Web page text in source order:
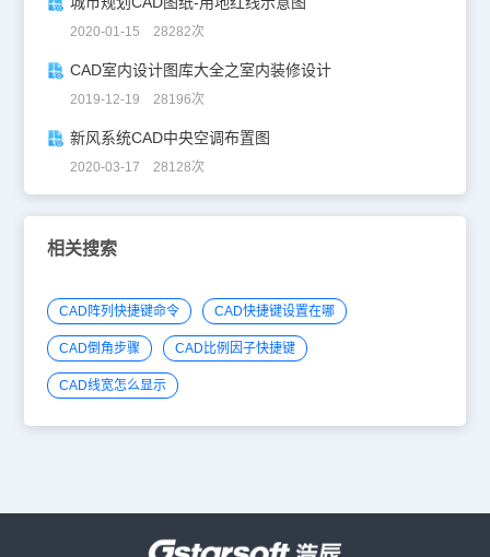
2020-01-15 28282次
CAD室内设计图库大全之室内装修设计
2019-12-19 28196次
新风系统CAD中央空调布置图
2020-03-17 28128次
相关搜索
CAD阵列快捷键命令 CAD快捷键设置在哪
CAD倒角步骤 CAD比例因子快捷键
CAD线宽怎么显示